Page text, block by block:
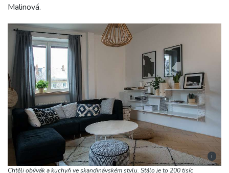
Malinová.
i
Chtěli obývák a kuchyň ve skandinávském stylu. Stálo je to 200 tisíc